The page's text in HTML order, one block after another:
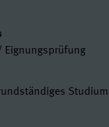
Eignungsprüfung
Studium